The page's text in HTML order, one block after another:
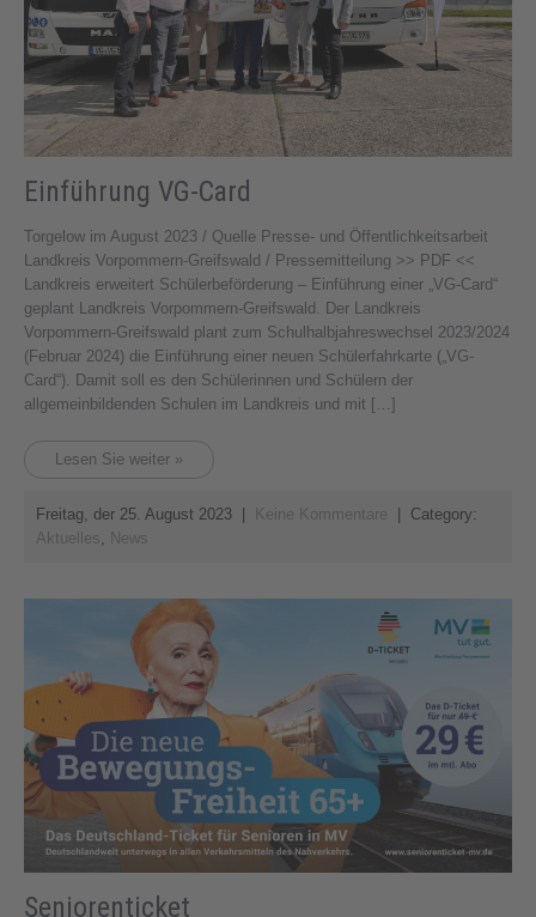
Einführung VG-Card
Torgelow im August 2023 / Quelle Presse- und Öffentlichkeitsarbeit
Landkreis Vorpommern-Greifswald / Pressemitteilung >> PDF <<
Landkreis erweitert Schülerbeförderung – Einführung einer „VG-Card“
geplant Landkreis Vorpommern-Greifswald. Der Landkreis
Vorpommern-Greifswald plant zum Schulhalbjahreswechsel 2023/2024
(Februar 2024) die Einführung einer neuen Schülerfahrkarte („VG-
Card“). Damit soll es den Schülerinnen und Schülern der
allgemeinbildenden Schulen im Landkreis und mit […]
Lesen Sie weiter »
Freitag, der 25. August 2023 Keine Kommentare
| Category:
Aktuelles
News
Seniorenticket